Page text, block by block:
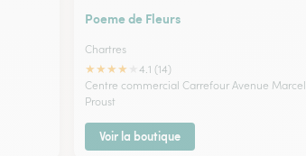
Poeme de Fleurs
Chartres
★★★★
4.1 (14)
Centre commercial Carrefour Avenue Marcel
Proust
Voir la boutique